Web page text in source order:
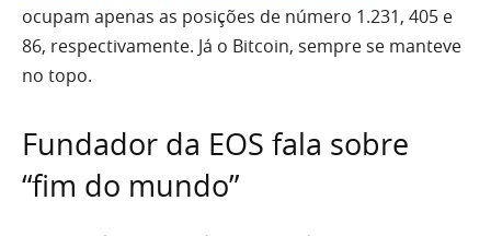
ocupam apenas as posições de número 1.231, 405 e
86, respectivamente. Já o Bitcoin, sempre se manteve
no topo.
Fundador da EOS fala sobre
“fim do mundo”